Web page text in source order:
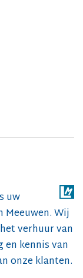
uw
Wij
verhuur van
en kennis van
onze klanten.